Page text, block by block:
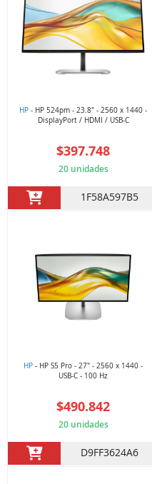
HP - HP 524pm - 23.8" - 2560 x 1440 -
DisplayPort / HDMI / USB-C
$397.748
20 unidades
1F58A597B5
HP - HP S5 Pro - 27" - 2560 x 1440 -
USB-C - 100 Hz
$490.842
20 unidades
D9FF3624A6